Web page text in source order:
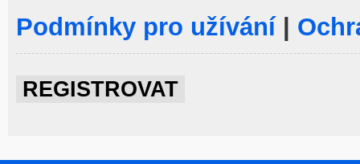
Podmínky pro užívání|
REGISTROVAT